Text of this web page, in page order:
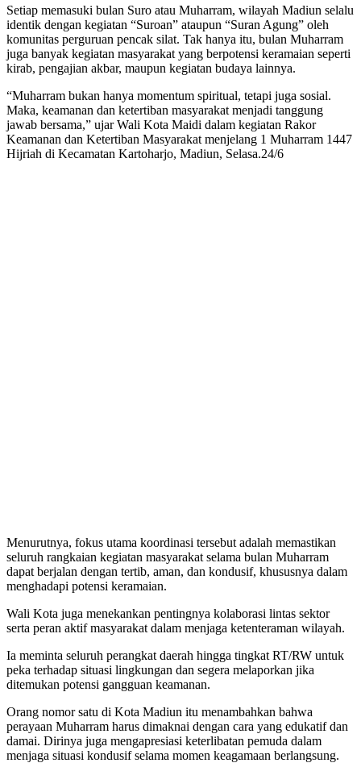
Setiap memasuki bulan Suro atau Muharram, wilayah Madiun selalu
identik dengan kegiatan “Suroan” ataupun “Suran Agung” oleh
komunitas perguruan pencak silat. Tak hanya itu, bulan Muharram
juga banyak kegiatan masyarakat yang berpotensi keramaian seperti
kirab, pengajian akbar, maupun kegiatan budaya lainnya.
“Muharram bukan hanya momentum spiritual, tetapi juga sosial.
Maka, keamanan dan ketertiban masyarakat menjadi tanggung
jawab bersama,” ujar Wali Kota Maidi dalam kegiatan Rakor
Keamanan dan Ketertiban Masyarakat menjelang 1 Muharram 1447
Hijriah di Kecamatan Kartoharjo, Madiun, Selasa.24/6
Menurutnya, fokus utama koordinasi tersebut adalah memastikan
seluruh rangkaian kegiatan masyarakat selama bulan Muharram
dapat berjalan dengan tertib, aman, dan kondusif, khususnya dalam
menghadapi potensi keramaian.
Wali Kota juga menekankan pentingnya kolaborasi lintas sektor
serta peran aktif masyarakat dalam menjaga ketenteraman wilayah.
Ia meminta seluruh perangkat daerah hingga tingkat RT/RW untuk
peka terhadap situasi lingkungan dan segera melaporkan jika
ditemukan potensi gangguan keamanan.
Orang nomor satu di Kota Madiun itu menambahkan bahwa
perayaan Muharram harus dimaknai dengan cara yang edukatif dan
damai. Dirinya juga mengapresiasi keterlibatan pemuda dalam
menjaga situasi kondusif selama momen keagamaan berlangsung.